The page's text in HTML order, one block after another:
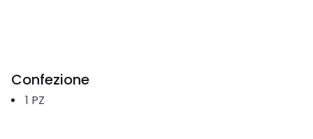
Confezione
1 PZ